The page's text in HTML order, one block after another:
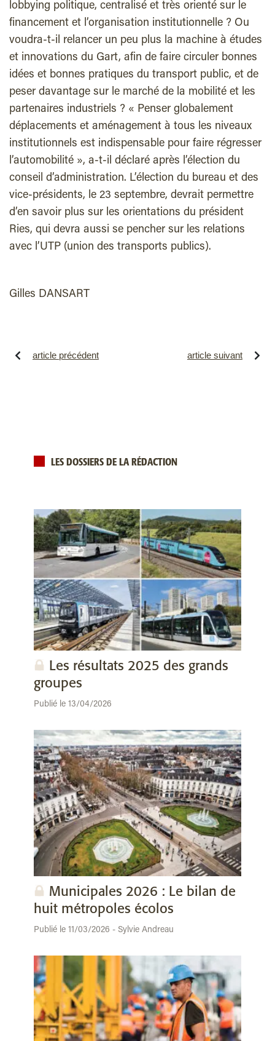
lobbying politique, centralisé et très orienté sur le
financement et l’organisation institutionnelle ? Ou
voudra-t-il relancer un peu plus la machine à études
et innovations du Gart, afin de faire circuler bonnes
idées et bonnes pratiques du transport public, et de
peser davantage sur le marché de la mobilité et les
partenaires industriels ? « Penser globalement
déplacements et aménagement à tous les niveaux
institutionnels est indispensable pour faire régresser
l’automobilité », a-t-il déclaré après l’élection du
conseil d’administration. L’élection du bureau et des
vice-présidents, le 23 septembre, devrait permettre
d’en savoir plus sur les orientations du président
Ries, qui devra aussi se pencher sur les relations
avec l’UTP (union des transports publics).
Gilles DANSART
article précédent article suivant
LES DOSSIERS DE LA RÉDACTION
Les résultats 2025 des grands
groupes
Publié le 13/04/2026
Municipales 2026 : Le bilan de
huit métropoles écolos
Publié le 11/03/2026 - Sylvie Andreau